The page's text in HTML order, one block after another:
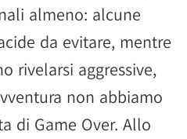
almeno: alcune
da evitare, mentre
rivelarsi aggressive,
non abbiamo
di Game Over. Allo